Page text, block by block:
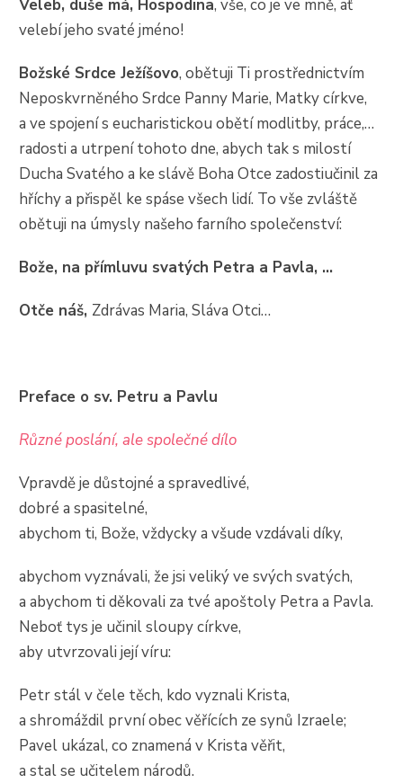
Veleb, duše má, Hospodina, vše, co je ve mně, ať
velebí jeho svaté jméno!
Božské Srdce Ježíšovo, obětuji Ti prostřednictvím
Neposkvrněného Srdce Panny Marie, Matky církve,
a ve spojení s eucharistickou obětí modlitby, práce,…
radosti a utrpení tohoto dne, abych tak s milostí
Ducha Svatého a ke slávě Boha Otce zadostiučinil za
hříchy a přispěl ke spáse všech lidí. To vše zvláště
obětuji na úmysly našeho farního společenství:
Bože, na přímluvu svatých Petra a Pavla, …
Otče náš, Zdrávas Maria, Sláva Otci…
Preface o sv. Petru a Pavlu
Různé poslání, ale společné dílo
Vpravdě je důstojné a spravedlivé,
dobré a spasitelné,
abychom ti, Bože, vždycky a všude vzdávali díky,
abychom vyznávali, že jsi veliký ve svých svatých,
a abychom ti děkovali za tvé apoštoly Petra a Pavla.
Neboť tys je učinil sloupy církve,
aby utvrzovali její víru:
Petr stál v čele těch, kdo vyznali Krista,
a shromáždil první obec věřících ze synů Izraele;
Pavel ukázal, co znamená v Krista věřit,
a stal se učitelem národů.